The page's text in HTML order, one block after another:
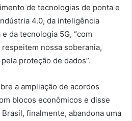
de tecnologias de ponta e
4.0, da inteligência
da tecnologia 5G, “com
nossa soberania,
proteção de dados”.
a ampliação de acordos
blocos econômicos e disse
finalmente, abandona uma